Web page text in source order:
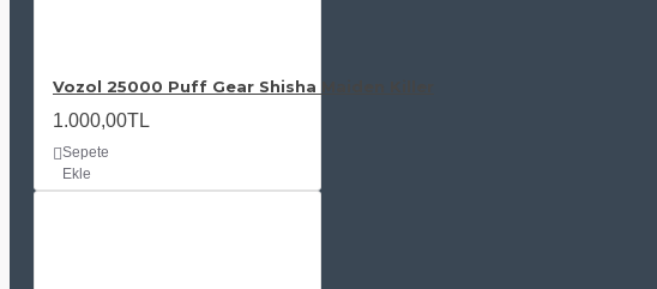
Vozol 25000 Puff Gear Shisha Maiden Killer
1.000,00TL
Sepete
Ekle